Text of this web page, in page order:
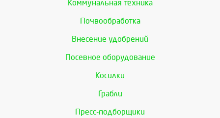
Коммунальная техника
Почвообработка
Внесение удобрений
Посевное оборудование
Косилки
Грабли
Пресс-подборщики